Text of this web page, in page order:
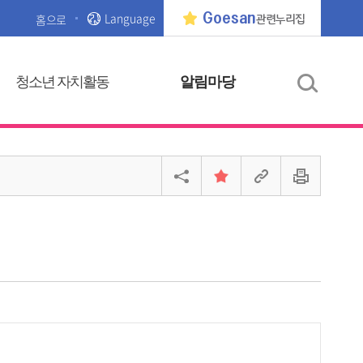
홈으로 Language Goesan관련누리집
청소년 자치활동 알림마당